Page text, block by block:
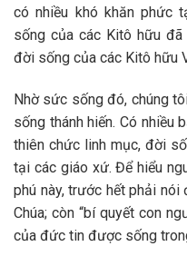
có nhiều khó khăn phức
sống của các Kitô hữu
đời sống của các Kitô hữu
Nhờ sức sống đó, chúng
sống thánh hiến. Có nhiều
thiên chức linh mục, đời
tại các giáo xứ. Để hiểu
phú này, trước hết phải nói
Chúa; còn “bí quyết con
của đức tin được sống